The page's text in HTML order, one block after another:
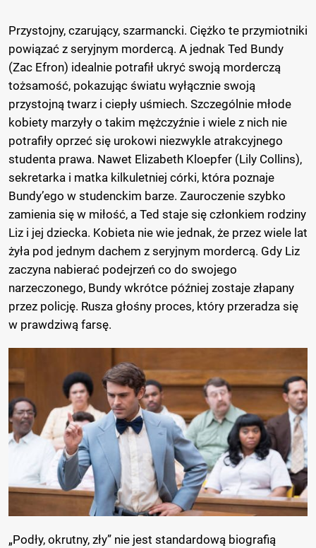
Przystojny, czarujący, szarmancki. Ciężko te przymiotniki
powiązać z seryjnym mordercą. A jednak Ted Bundy
(Zac Efron) idealnie potrafił ukryć swoją morderczą
tożsamość, pokazując światu wyłącznie swoją
przystojną twarz i ciepły uśmiech. Szczególnie młode
kobiety marzyły o takim mężczyźnie i wiele z nich nie
potrafiły oprzeć się urokowi niezwykle atrakcyjnego
studenta prawa. Nawet Elizabeth Kloepfer (Lily Collins),
sekretarka i matka kilkuletniej córki, która poznaje
Bundy’ego w studenckim barze. Zauroczenie szybko
zamienia się w miłość, a Ted staje się członkiem rodziny
Liz i jej dziecka. Kobieta nie wie jednak, że przez wiele lat
żyła pod jednym dachem z seryjnym mordercą. Gdy Liz
zaczyna nabierać podejrzeń co do swojego
narzeczonego, Bundy wkrótce później zostaje złapany
przez policję. Rusza głośny proces, który przeradza się
w prawdziwą farsę.
„Podły, okrutny, zły” nie jest standardową biografią